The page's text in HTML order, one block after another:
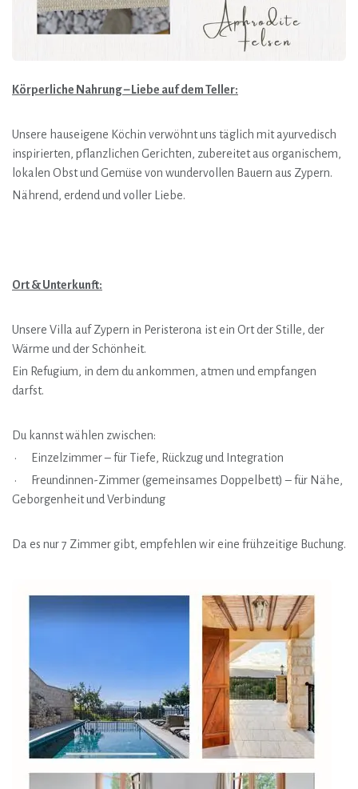
Körperliche Nahrung – Liebe auf dem Teller:
Unsere hauseigene Köchin verwöhnt uns täglich mit ayurvedisch
inspirierten, pflanzlichen Gerichten, zubereitet aus organischem,
lokalen Obst und Gemüse von wundervollen Bauern aus Zypern.
Nährend, erdend und voller Liebe.
Ort & Unterkunft:
Unsere Villa auf Zypern in Peristerona ist ein Ort der Stille, der
Wärme und der Schönheit.
Ein Refugium, in dem du ankommen, atmen und empfangen
darfst.
Du kannst wählen zwischen:
• Einzelzimmer – für Tiefe, Rückzug und Integration
• Freundinnen-Zimmer (gemeinsames Doppelbett) – für Nähe,
Geborgenheit und Verbindung
Da es nur 7 Zimmer gibt, empfehlen wir eine frühzeitige Buchung.